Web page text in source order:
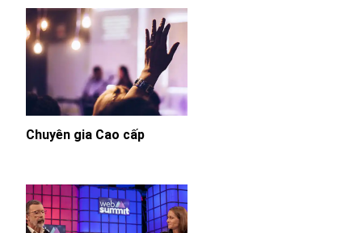
Chuyên gia Cao cấp